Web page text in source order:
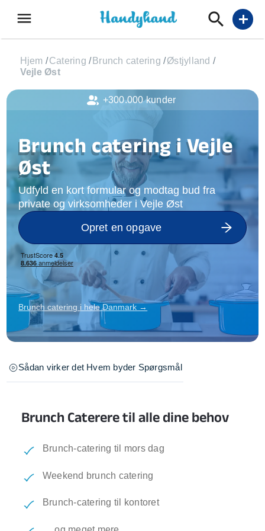
menu add
Hjem /Catering / Brunch catering /Østjylland /
Vejle Øst
Brunch catering i Vejle
Øst
Udfyld en kort formular og modtag bud fra
private og virksomheder i Vejle Øst
Opret en opgave
Brunch catering i hele Danmark →
Sådan virker det Hvem byder Spørgsmål
Brunch Caterere til alle dine behov
Brunch-catering til mors dag
Weekend brunch catering
Brunch-catering til kontoret
+300.000 kunder